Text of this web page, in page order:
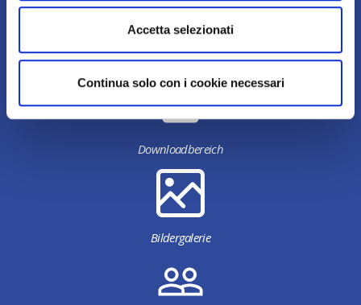
Accetta selezionati
Continua solo con i cookie necessari
Downloadbereich
Bildergalerie